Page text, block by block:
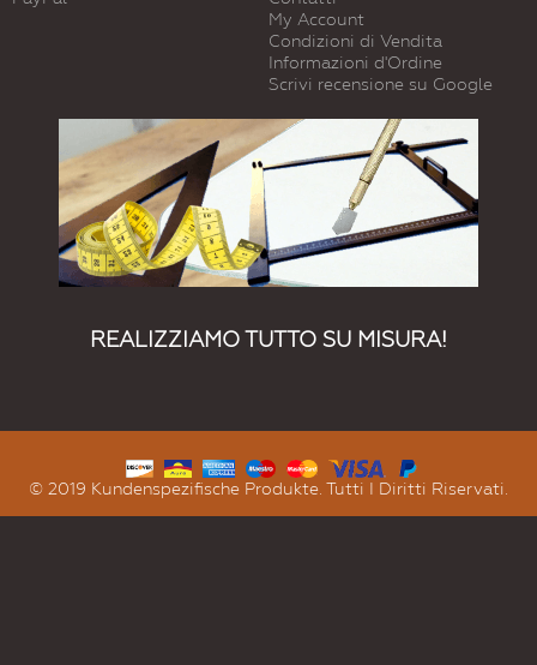
My Account
Condizioni di Vendita
Informazioni d'Ordine
Scrivi recensione su Google
REALIZZIAMO TUTTO SU MISURA!
© 2019 Kundenspezifische Produkte. Tutti I Diritti Riservati.